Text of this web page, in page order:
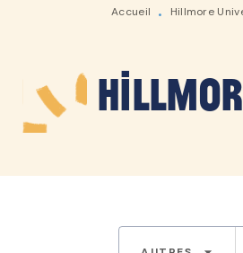
Accueil • Hillmore